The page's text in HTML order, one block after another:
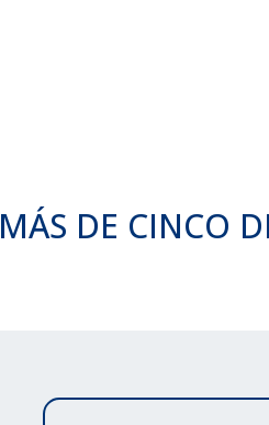
MÁS DE CINCO